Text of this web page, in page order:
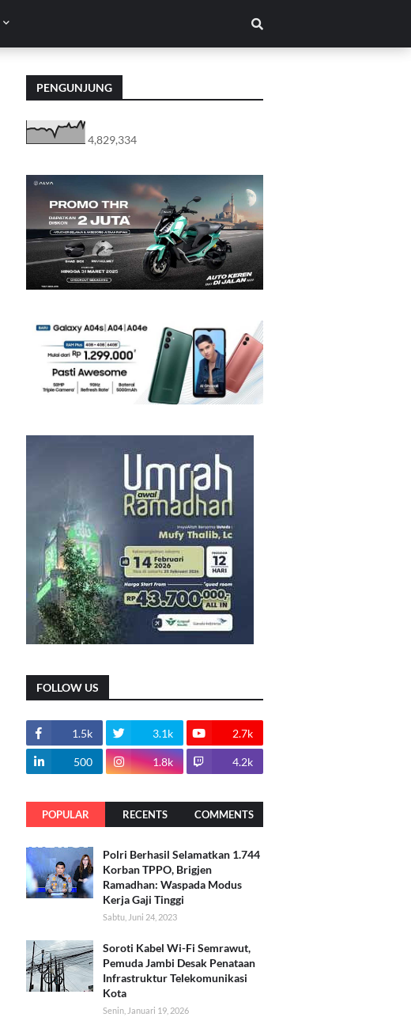
PENGUNJUNG
4,829,334
FOLLOW US
1.5k 3.1k 2.7k
500 1.8k 4.2k
POPULAR RECENTS COMMENTS
Polri Berhasil Selamatkan 1.744
Korban TPPO, Brigjen
Ramadhan: Waspada Modus
Kerja Gaji Tinggi
Sabtu, Juni 24, 2023
Soroti Kabel Wi-Fi Semrawut,
Pemuda Jambi Desak Penataan
Infrastruktur Telekomunikasi
Kota
Senin, Januari 19, 2026